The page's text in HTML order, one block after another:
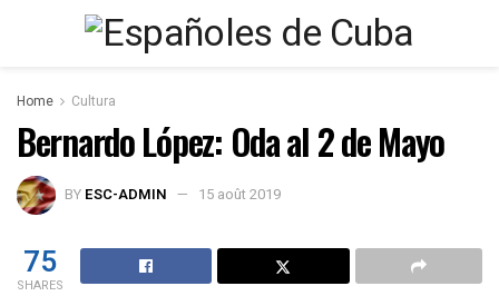
Home Cultura
Bernardo López: Oda al 2 de Mayo
BY ESC-ADMIN 15 août 2019
75
SHARES